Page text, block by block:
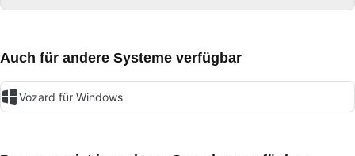
Auch für andere Systeme verfügbar
Vozard für Windows